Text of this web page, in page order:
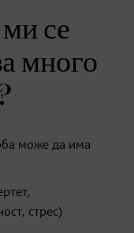
се
много
може да има
стрес)